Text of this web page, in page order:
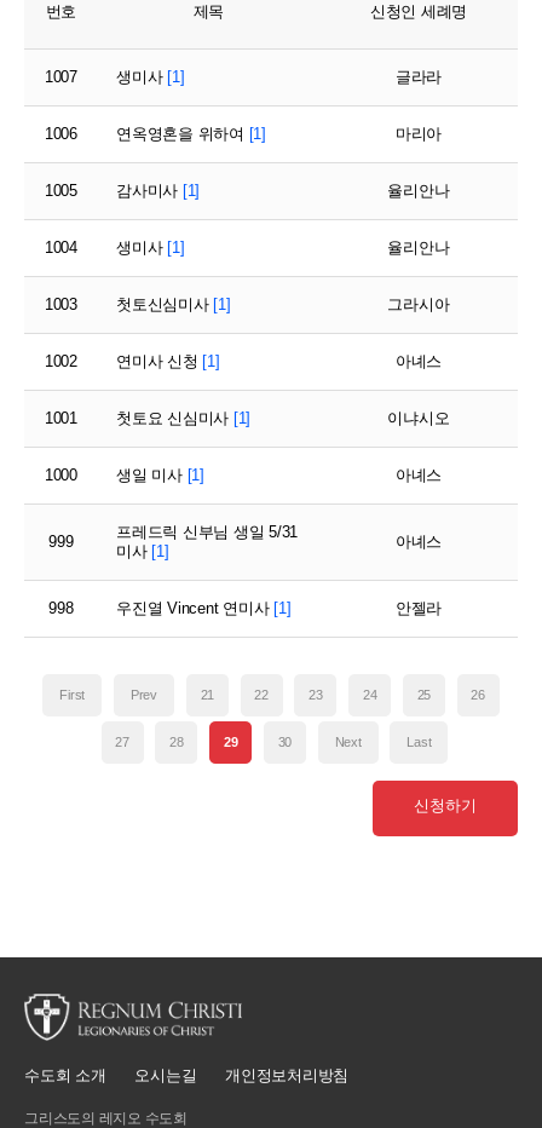
번호 제목 신청인 세례명
1007 생미사 [1] 글라라
1006 연옥영혼을 위하여 [1] 마리아
1005 감사미사 [1] 율리안나
1004 생미사 [1] 율리안나
1003 첫토신심미사 [1] 그라시아
1002 연미사 신청 [1] 아녜스
1001 첫토요 신심미사 [1] 이냐시오
1000 생일 미사 [1] 아녜스
999
프레드릭 신부님 생일 5/31
미사 [1]
아녜스
998 우진열 Vincent 연미사 [1] 안젤라
First Prev 21 22 23 24 25 26
27 28 29 30 Next Last
신청하기
수도회 소개 오시는길 개인정보처리방침
그리스도의 레지오 수도회